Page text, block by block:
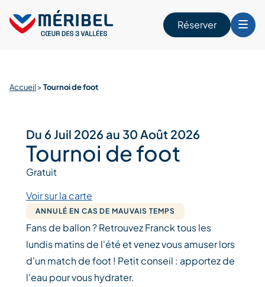
content
Réserver
Accueil >Tournoi de foot
Du 6 Juil 2026 au 30 Août 2026
Tournoi de foot
Gratuit
Voir sur la carte
ANNULÉ EN CAS DE MAUVAIS TEMPS
Fans de ballon ? Retrouvez Franck tous les
lundis matins de l'été et venez vous amuser lors
d'un match de foot ! Petit conseil : apportez de
l'eau pour vous hydrater.